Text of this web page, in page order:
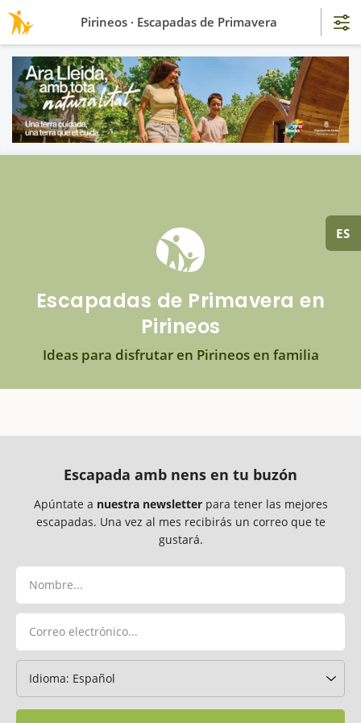
ES
Escapadas de Primavera en
Pirineos
Ideas para disfrutar en Pirineos en familia
Escapada amb nens en tu buzón
Apúntate a nuestra newsletterpara tener las mejores
escapadas. Una vez al mes recibirás un correo que te
gustará.
Pirineos · Escapadas de Primavera